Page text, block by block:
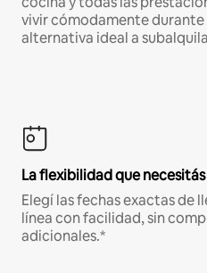
vivir cómodamente durante
alternativa ideal a
La flexibilidad que necesitás
Elegí las fechas exactas de
línea con facilidad, sin
adicionales.*